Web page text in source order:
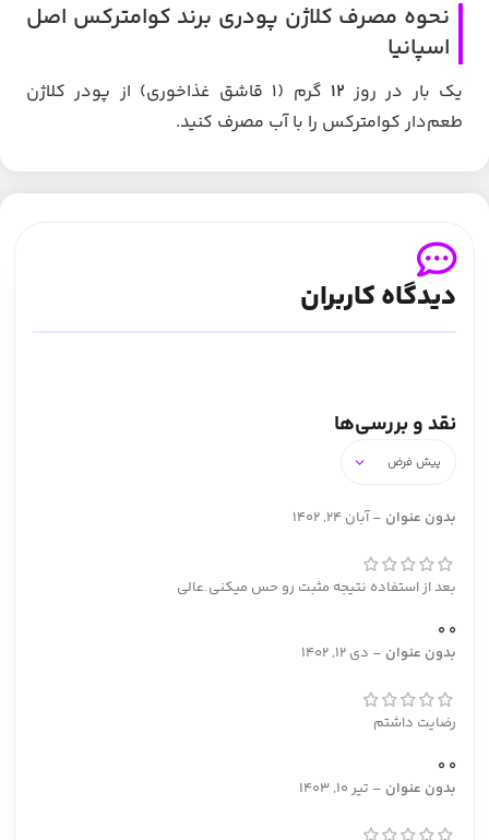
نحوه مصرف کلاژن پودری برند کوامترکس اصل
اسپانیا
یک بار در روز 12
گرم (۱ قاشق غذاخوری) از پودر کلاژن
طعم‌دار کوامترکس را با آب مصرف کنید.
دیدگاه کاربران
نقد و بررسی‌ها
بدون عنوان –آبان 24, 1402
بعد از استفاده نتیجه مثبت رو حس میکنی.عالی
0
0
بدون عنوان – دی 12, 1402
رضایت داشتم
0
0
بدون عنوان – تیر 10, 1403